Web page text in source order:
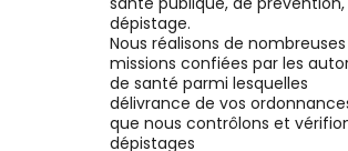
dépistage.
Nous réalisons de nombreuses
missions confiées par les
de santé parmi lesquelles
délivrance de vos
que nous contrôlons et
dépistages